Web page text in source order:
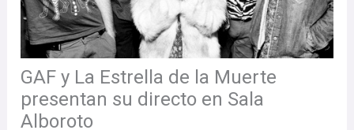
GAF y La Estrella de la Muerte
presentan su directo en Sala
Alboroto